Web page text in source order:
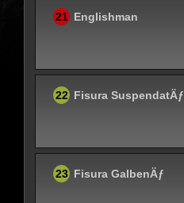
21 Englishman
22 Fisura SuspendatÄƒ
23 Fisura GalbenÄƒ